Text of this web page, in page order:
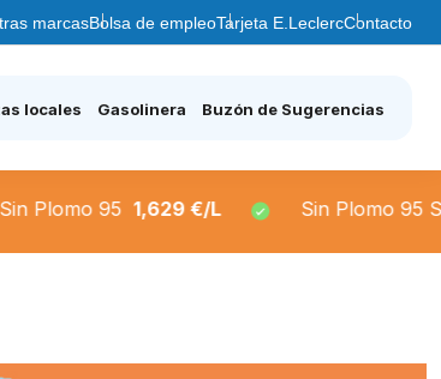
marcasBolsa de empleoTarjeta E.LeclercContacto
locales Gasolinera Buzón de Sugerencias
1,629 €/L Sin Plomo 95 Super1,66 €/L